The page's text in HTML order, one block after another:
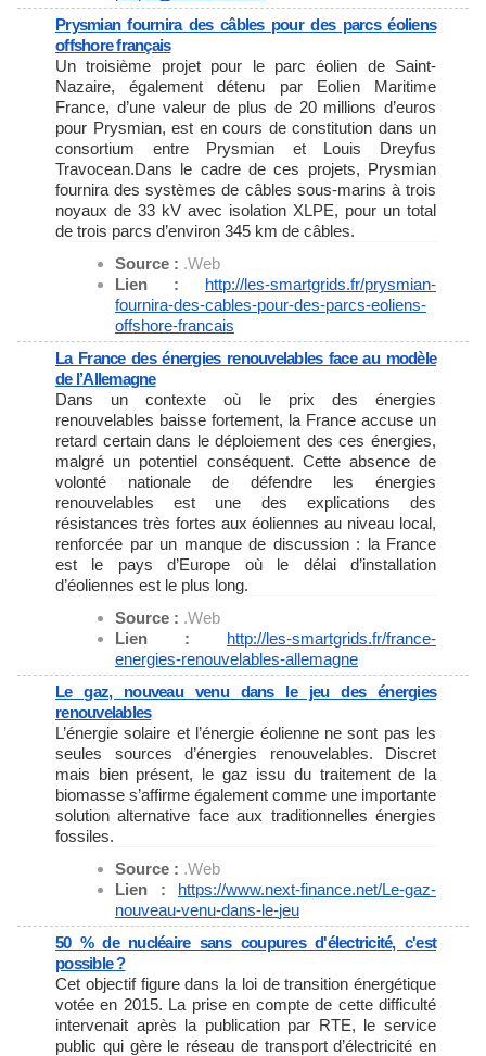
Prysmian fournira des câbles pour des parcs éoliens
offshore français
Un troisième projet pour le parc éolien de Saint-
Nazaire, également détenu par Eolien Maritime
France, d’une valeur de plus de 20 millions d’euros
pour Prysmian, est en cours de constitution dans un
consortium entre Prysmian et Louis Dreyfus
Travocean.Dans le cadre de ces projets, Prysmian
fournira des systèmes de câbles sous-marins à trois
noyaux de 33 kV avec isolation XLPE, pour un total
de trois parcs d’environ 345 km de câbles.
Source : .Web
Lien : http://les-smartgrids.fr/prysmian-
fournira-des-cables-pour-des-parcs-eoliens-
offshore-francais
La France des énergies renouvelables face au modèle
de l’Allemagne
Dans un contexte où le prix des énergies
renouvelables baisse fortement, la France accuse un
retard certain dans le déploiement des ces énergies,
malgré un potentiel conséquent. Cette absence de
volonté nationale de défendre les énergies
renouvelables est une des explications des
résistances très fortes aux éoliennes au niveau local,
renforcée par un manque de discussion : la France
est le pays d’Europe où le délai d’installation
d’éoliennes est le plus long.
Source : .Web
Lien : http://les-smartgrids.fr/france-
energies-renouvelables-allemagne
Le gaz, nouveau venu dans le jeu des énergies
renouvelables
L’énergie solaire et l’énergie éolienne ne sont pas les
seules sources d’énergies renouvelables. Discret
mais bien présent, le gaz issu du traitement de la
biomasse s’affirme également comme une importante
solution alternative face aux traditionnelles énergies
fossiles.
Source : .Web
Lien : https://www.next-finance.net/Le-gaz-
nouveau-venu-dans-le-jeu
50 % de nucléaire sans coupures d'électricité, c'est
possible ?
Cet objectif figure dans la loi de transition énergétique
votée en 2015. La prise en compte de cette difficulté
intervenait après la publication par RTE, le service
public qui gère le réseau de transport d’électricité en